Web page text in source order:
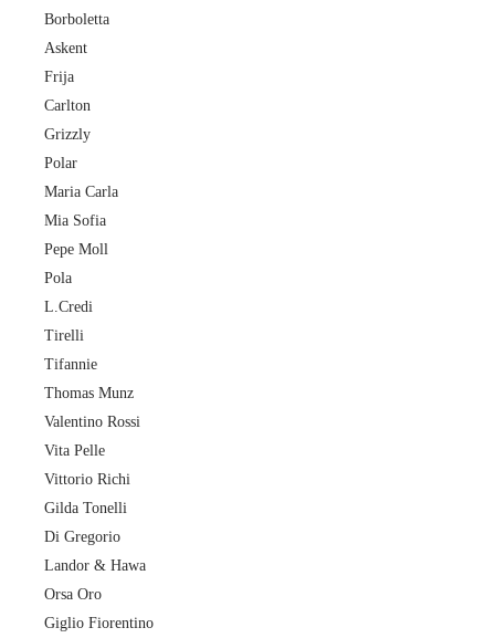
Borboletta
Askent
Frija
Carlton
Grizzly
Polar
Maria Carla
Mia Sofia
Pepe Moll
Pola
L.Credi
Tirelli
Tifannie
Thomas Munz
Valentino Rossi
Vita Pelle
Vittorio Richi
Gilda Tonelli
Di Gregorio
Landor & Hawa
Orsa Oro
Giglio Fiorentino